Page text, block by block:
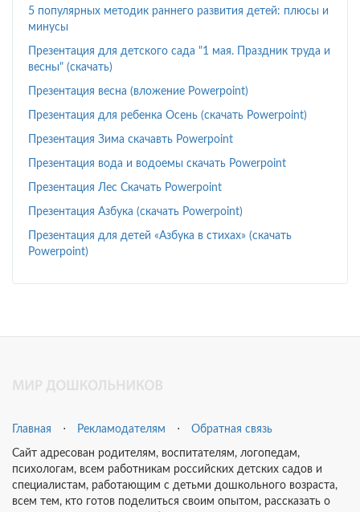
5 популярных методик раннего развития детей: плюсы и
минусы
Презентация для детского сада "1 мая. Праздник труда и
весны" (скачать)
Презентация весна (вложение Powerpoint)
Презентация для ребенка Осень (скачать Powerpoint)
Презентация Зима скачавть Powerpoint
Презентация вода и водоемы скачать Powerpoint
Презентация Лес Скачать Powerpoint
Презентация Азбука (скачать Powerpoint)
Презентация для детей «Азбука в стихах» (скачать
Powerpoint)
Главная ⋅ Рекламодателям ⋅ Обратная связь
Сайт адресован родителям, воспитателям, логопедам,
психологам, всем работникам российских детских садов и
специалистам, работающим с детьми дошкольного возраста,
всем тем, кто готов поделиться своим опытом, рассказать о